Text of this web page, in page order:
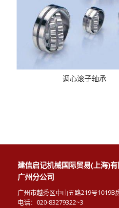
调心滚子轴承
建信启记机械国际贸易(上海)
广州分公司
广州市越秀区中山五路219号1019B
电话：020-83279322~3